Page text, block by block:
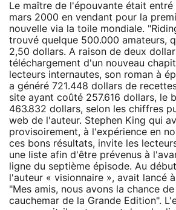
Le maître de l'épouvante était
mars 2000 en vendant pour la
nouvelle via la toile mondiale.
trouvé quelque 500.000 amateurs,
2,50 dollars. A raison de deux
téléchargement d'un nouveau
lecteurs internautes, son roman à
a généré 721.448 dollars de
site ayant coûté 257.616 dollars, le
463.832 dollars, selon les chiffres
web de l'auteur. Stephen King qui
provisoirement, à l'expérience en
ces bons résultats, invite les
une liste afin d'être prévenus à
ligne du septième épisode. Au
l'auteur « visionnaire », avait lancé
"Mes amis, nous avons la chance
cauchemar de la Grande Edition".